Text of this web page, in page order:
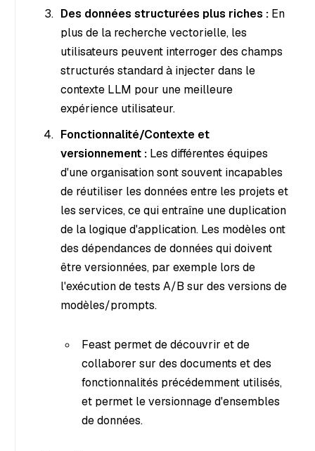
Des données structurées plus riches : En
plus de la recherche vectorielle, les
utilisateurs peuvent interroger des champs
structurés standard à injecter dans le
contexte LLM pour une meilleure
expérience utilisateur.
Fonctionnalité/Contexte et
versionnement : Les différentes équipes
d'une organisation sont souvent incapables
de réutiliser les données entre les projets et
les services, ce qui entraîne une duplication
de la logique d'application. Les modèles ont
des dépendances de données qui doivent
être versionnées, par exemple lors de
l'exécution de tests A/B sur des versions de
modèles/prompts.
Feast permet de découvrir et de
collaborer sur des documents et des
fonctionnalités précédemment utilisés,
et permet le versionnage d'ensembles
de données.